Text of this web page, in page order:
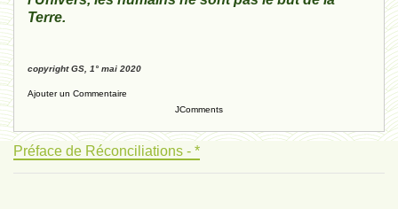
Terre.
copyright GS, 1° mai 2020
Ajouter un Commentaire
JComments
Préface de Réconciliations - *